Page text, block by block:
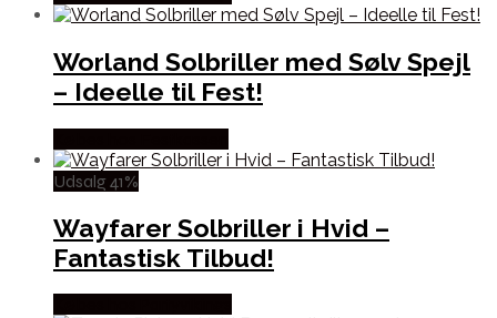
Worland Solbriller med Sølv Spejl
– Ideelle til Fest!
Udsalg 41%
Wayfarer Solbriller i Hvid –
Fantastisk Tilbud!